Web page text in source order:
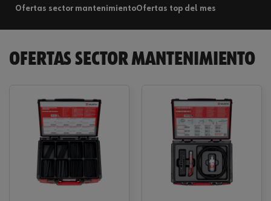
Ofertas sector mantenimientoOfertas top del mes
OFERTAS SECTOR MANTENIMIENTO